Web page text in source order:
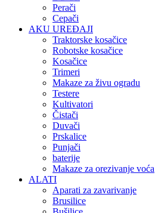
Perači
Cepači
AKU UREĐAJI
Traktorske kosačice
Robotske kosačice
Kosačice
Trimeri
Makaze za živu ogradu
Testere
Kultivatori
Čistači
Duvači
Prskalice
Punjači
baterije
Makaze za orezivanje voća
ALATI
Aparati za zavarivanje
Brusilice